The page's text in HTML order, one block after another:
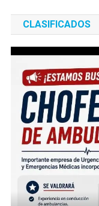
CLASIFICADOS